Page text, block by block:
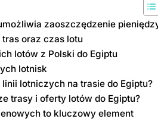
zaoszczędzenie
oraz czas lotu
lotów z Polski do Egiptu
lotnisk
linii lotniczych na trasie do Egiptu?
trasy i oferty lotów do Egiptu?
to kluczowy element